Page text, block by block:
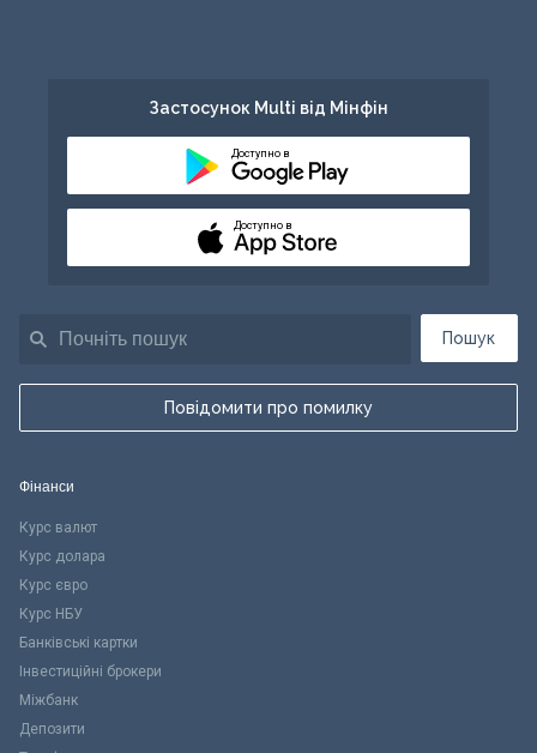
Пошук
Повідомити про помилку
Застосунок Multi від Мінфін
Доступно в
Доступно в
Фінанси
Курс валют
Курс долара
Курс євро
Курс НБУ
Банківські картки
Інвестиційні брокери
Міжбанк
Депозити